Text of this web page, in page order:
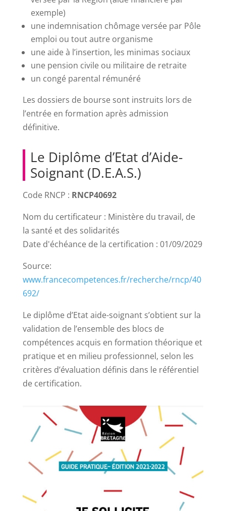
exemple)
une indemnisation chômage versée par Pôle
emploi ou tout autre organisme
une aide à l’insertion, les minimas sociaux
une pension civile ou militaire de retraite
un congé parental rémunéré
Les dossiers de bourse sont instruits lors de
l’entrée en formation après admission
définitive.
Le Diplôme d’Etat d’Aide-
Soignant (D.E.A.S.)
Code RNCP : RNCP40692
Nom du certificateur : Ministère du travail, de
la santé et des solidarités
Date d'échéance de la certification : 01/09/2029
Source:
www.francecompetences.fr/recherche/rncp/40
692/
Le diplôme d’Etat aide-soignant s’obtient sur la
validation de l’ensemble des blocs de
compétences acquis en formation théorique et
pratique et en milieu professionnel, selon les
critères d’évaluation définis dans le référentiel
de certification.